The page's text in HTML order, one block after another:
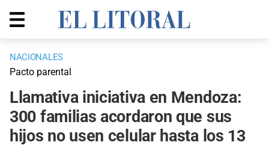
NACIONALES
Pacto parental
Llamativa iniciativa en Mendoza:
300 familias acordaron que sus
hijos no usen celular hasta los 13